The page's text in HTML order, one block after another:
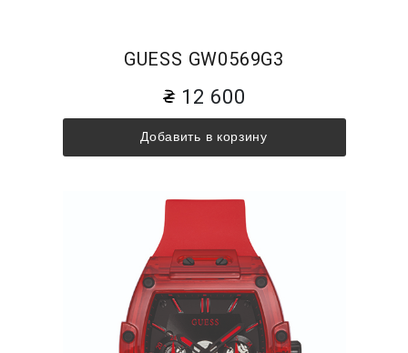
GUESS GW0569G3
12 600
Добавить в корзину